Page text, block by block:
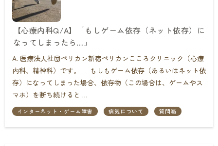
【心療内科Q/A】「もしゲーム依存（ネット依存）に
なってしまったら…」
A. 医療法人社団ペリカン新宿ペリカンこころクリニック（心療
内科、精神科）です。 もしもゲーム依存（あるいはネット依
存）になってしまった場合、依存物（この場合は、ゲームやス
マホ）を断ち続けると …
インターネット・ゲーム障害 病気について 質問箱